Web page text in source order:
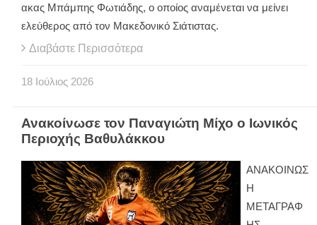
ακας Μπάμπης Φωτιάδης, ο οποίος αναμένεται να μείνει
ελεύθερος από τον Μακεδονικό Σιάτιστας.
Διαβάστε Περισσότερα
18 Ιούλιος 2026
Ανακοίνωσε τον Παναγιώτη Μίχο ο Ιωνικός
Περιοχής Βαθυλάκκου
ΑΝΑΚΟΙΝΩΣ
Η
ΜΕΤΑΓΡΑΦ